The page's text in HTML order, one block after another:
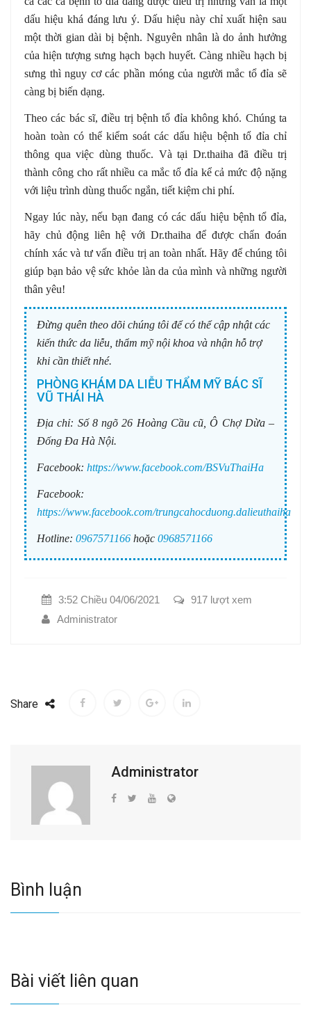
dấu hiệu khá đáng lưu ý. Dấu hiệu này chỉ xuất hiện sau
một thời gian dài bị bệnh. Nguyên nhân là do ảnh hưởng
của hiện tượng sưng hạch bạch huyết. Càng nhiều hạch bị
sưng thì nguy cơ các phần móng của người mắc tổ đỉa sẽ
càng bị biến dạng.
Theo các bác sĩ, điều trị bệnh tổ đỉa không khó. Chúng ta
hoàn toàn có thể kiểm soát các dấu hiệu bệnh tổ đỉa chỉ
thông qua việc dùng thuốc. Và tại Dr.thaiha đã điều trị
thành công cho rất nhiều ca mắc tổ đỉa kể cả mức độ nặng
với liệu trình dùng thuốc ngắn, tiết kiệm chi phí.
Ngay lúc này, nếu bạn đang có các dấu hiệu bệnh tổ đỉa,
hãy chủ động liên hệ với Dr.thaiha để được chẩn đoán
chính xác và tư vấn điều trị an toàn nhất. Hãy để chúng tôi
giúp bạn bảo vệ sức khỏe làn da của mình và những người
thân yêu!
Đừng quên theo dõi chúng tôi để có thể cập nhật các
kiến thức da liễu, thẩm mỹ nội khoa và nhận hỗ trợ
khi cần thiết nhé.
PHÒNG KHÁM DA LIỄU THẨM MỸ BÁC SĨ
VŨ THÁI HÀ
Địa chỉ: Số 8 ngõ 26 Hoàng Cầu cũ, Ô Chợ Dừa –
Đống Đa Hà Nội.
Facebook: https://www.facebook.com/BSVuThaiHa
Facebook:
https://www.facebook.com/trungcahocduong.dalieuthaiha
Hotline: 0967571166 hoặc 0968571166
3:52 Chiều 04/06/2021
917 lượt xem
Administrator
Share
Administrator
Bình luận
Bài viết liên quan